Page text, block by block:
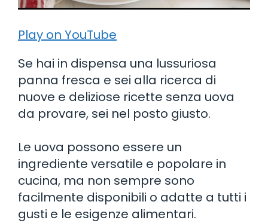
Play on YouTube
Se hai in dispensa una lussuriosa
panna fresca e sei alla ricerca di
nuove e deliziose ricette senza uova
da provare, sei nel posto giusto.
Le uova possono essere un
ingrediente versatile e popolare in
cucina, ma non sempre sono
facilmente disponibili o adatte a tutti i
gusti e le esigenze alimentari.